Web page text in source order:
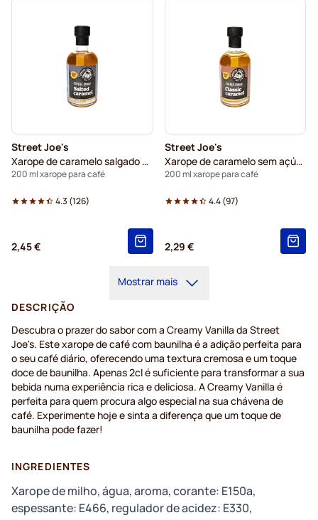
Street Joe's
Xarope de caramelo salgado sem açúcar
200 ml xarope para café
4.3 (126)
2,45 €
Street Joe's
Xarope de caramelo sem açúcar
200 ml xarope para café
4.4(97)
2,29 €
Mostrar mais
DESCRIÇÃO
Descubra o prazer do sabor com a Creamy Vanilla da Street
Joe's. Este xarope de café com baunilha é a adição perfeita para
o seu café diário, oferecendo uma textura cremosa e um toque
doce de baunilha. Apenas 2cl é suficiente para transformar a sua
bebida numa experiência rica e deliciosa. A Creamy Vanilla é
perfeita para quem procura algo especial na sua chávena de
café. Experimente hoje e sinta a diferença que um toque de
baunilha pode fazer!
INGREDIENTES
Xarope de milho, água, aroma, corante: E150a,
espessante: E466, regulador de acidez: E330,